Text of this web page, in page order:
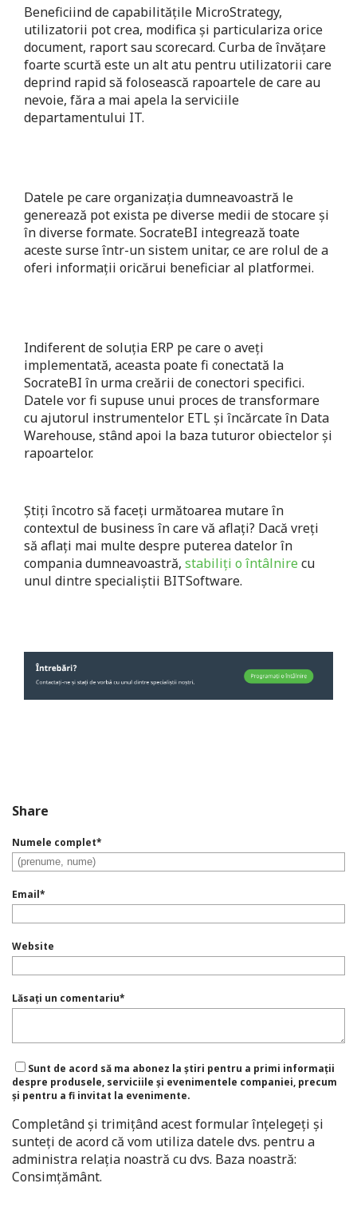
Beneficiind de capabilităţile MicroStrategy,
utilizatorii pot crea, modifica şi particulariza orice
document, raport sau scorecard. Curba de învăţare
foarte scurtă este un alt atu pentru utilizatorii care
deprind rapid să folosească rapoartele de care au
nevoie, făra a mai apela la serviciile
departamentului IT.
Datele pe care organizația dumneavoastră le
generează pot exista pe diverse medii de stocare şi
în diverse formate. SocrateBI integrează toate
aceste surse într-un sistem unitar, ce are rolul de a
oferi informaţii oricărui beneficiar al platformei.
Indiferent de soluția ERP pe care o aveți
implementată, aceasta poate fi conectată la
SocrateBI în urma creării de conectori specifici.
Datele vor fi supuse unui proces de transformare
cu ajutorul instrumentelor ETL şi încărcate în Data
Warehouse, stând apoi la baza tuturor obiectelor şi
rapoartelor.
Știți încotro să faceți următoarea mutare în
contextul de business în care vă aflați? Dacă vreți
să aflați mai multe despre puterea datelor în
compania dumneavoastră, stabiliți o întâlnire cu
unul dintre specialiștii BITSoftware.
Share
Numele complet*
Email*
Website
Lăsați un comentariu*
Sunt de acord să ma abonez la știri pentru a primi informații
despre produsele, serviciile și evenimentele companiei, precum
și pentru a fi invitat la evenimente.
Completând și trimițând acest formular înțelegeți și
sunteți de acord că vom utiliza datele dvs. pentru a
administra relația noastră cu dvs. Baza noastră:
Consimțământ.